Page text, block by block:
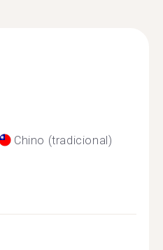
Chino (tradicional)